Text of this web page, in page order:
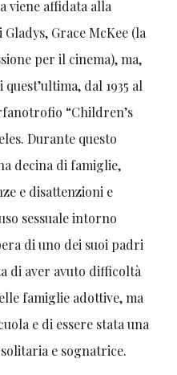
viene affidata alla
Grace McKee (la
per il cinema), ma,
dal 1935 al
“Children’s
Durante questo
decina di famiglie,
e disattenzioni e
sessuale intorno
di uno dei suoi padri
di aver avuto difficoltà
famiglie adottive, ma
e di essere stata una
e sognatrice.